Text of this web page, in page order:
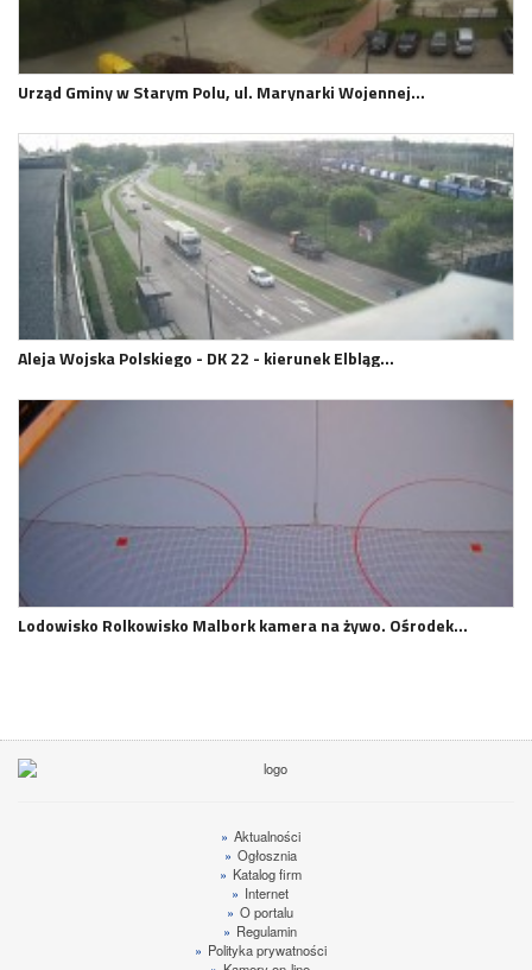
Urząd Gminy w Starym Polu, ul. Marynarki Wojennej…
Aleja Wojska Polskiego - DK 22 - kierunek Elbląg…
Lodowisko Rolkowisko Malbork kamera na żywo. Ośrodek…
» Aktualności
» Ogłosznia
» Katalog firm
» Internet
» O portalu
» Regulamin
» Polityka prywatności